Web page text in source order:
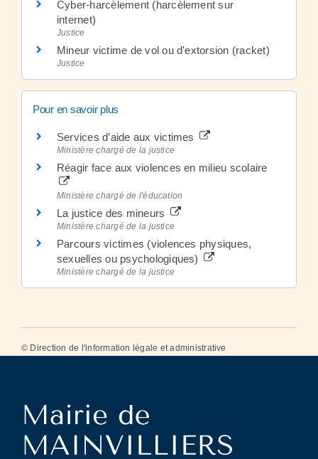
Cyber-harcèlement (harcèlement sur
internet)
Justice
Mineur victime de vol ou d'extorsion (racket)
Justice
Pour en savoir plus
Services d’aide aux victimes
Ministère chargé de la justice
Réagir face aux violences en milieu scolaire
Ministère chargé de l'éducation
La justice des mineurs
Ministère chargé de la justice
Parcours victimes (violences physiques,
sexuelles ou psychologiques)
Ministère chargé de la justice
© Direction de l'information légale et administrative